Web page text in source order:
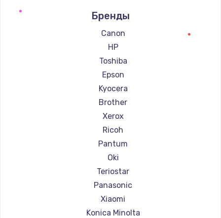
Ремонт принтеров Kodak
Ремонт принтеров Lexmark
Ремонт принтеров Sharp
Ремонт принтеров TSC
Ремонт принтеров Fujitsu
Ремонт принтеров Godex
Бренды
Canon
HP
Toshiba
Epson
Kyocera
Brother
Xerox
Ricoh
Pantum
Oki
Teriostar
Panasonic
Xiaomi
Konica Minolta